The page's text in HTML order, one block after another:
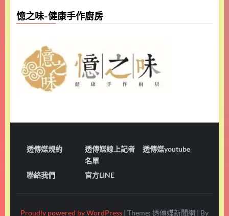
憶之味-健康手作廚房
透傳媒規約
透傳媒線上記者
名單
透傳媒youtube
聯絡我們 官方LINE
Proudly powered by WordPress Theme: 透傳媒新聞網 By